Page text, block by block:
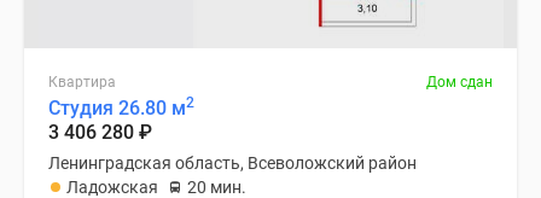
Квартира Дом сдан
Студия 26.80 м2
3 406 280 ₽
Ленинградская область, Всеволожский район
Ладожская
20 мин.